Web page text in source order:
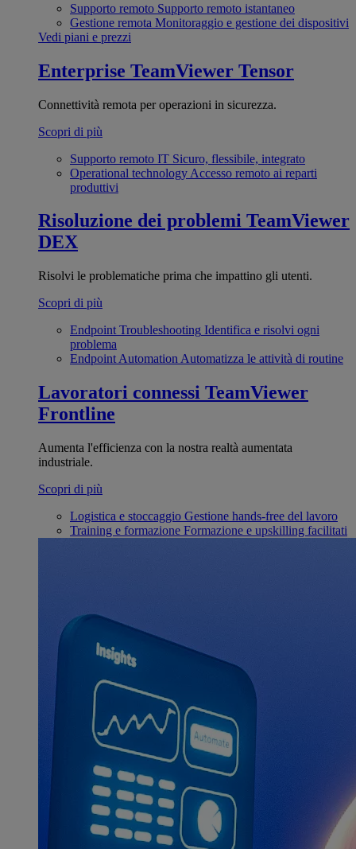
Supporto remoto Supporto remoto istantaneo
Gestione remota Monitoraggio e gestione dei dispositivi
Vedi piani e prezzi
Enterprise TeamViewer Tensor
Connettività remota per operazioni in sicurezza.
Scopri di più
Supporto remoto IT Sicuro, flessibile, integrato
Operational technology Accesso remoto ai reparti
produttivi
Risoluzione dei problemi TeamViewer
DEX
Risolvi le problematiche prima che impattino gli utenti.
Scopri di più
Endpoint Troubleshooting Identifica e risolvi ogni
problema
Endpoint Automation Automatizza le attività di routine
Lavoratori connessi TeamViewer
Frontline
Aumenta l'efficienza con la nostra realtà aumentata
industriale.
Scopri di più
Logistica e stoccaggio Gestione hands-free del lavoro
Training e formazione Formazione e upskilling facilitati